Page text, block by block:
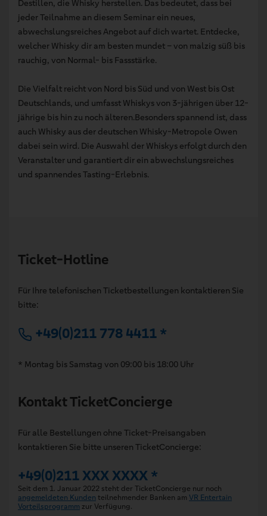
Destillen, die Whisky herstellen. Das bedeutet, dass bei
jeder Teilnahme an diesem Seminar ein neues,
abwechslungsreiches Angebot auf dich wartet. Entdecke,
welcher Whisky dir am besten mundet – von malzig süß bis
rauchig, von Normal- bis Fassstärke.
Die Vielfalt reicht von Nord bis Süd und von West bis Ost
Deutschlands, und umfasst Whiskys von 3-jährigen über 12-
jährige bis hin zu noch älteren.Besonders spannend ist, dass
auch Whisky aus der deutschen Whisky-Metropole Owen
dabei sein wird. Die Auswahl der Whiskys erfolgt durch den
Veranstalter und garantiert dir ein abwechslungsreiches
und spannendes Tasting-Erlebnis.
Ticket-Hotline
Für Ihre telefonischen Ticketbestellungen kontaktieren Sie
bitte:
+49(0)211 778 4411 *
* Montag bis Samstag von 09:00 bis 18:00 Uhr
Kontakt TicketConcierge
Für alle Bestellungen ohne Ticket-Preisangaben
kontaktieren Sie bitte unseren TicketConcierge:
+49(0)211 XXX XXXX *
Seit dem 1. Januar 2022 steht der TicketConcierge nur noch
angemeldeten Kunden teilnehmender Banken am VR Entertain
Vorteilsprogramm zur Verfügung.